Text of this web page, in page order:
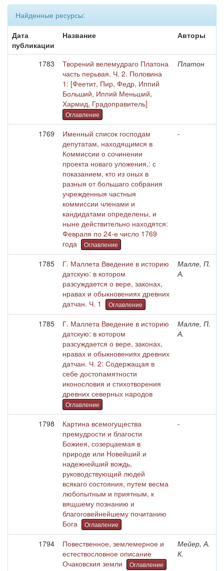
Найденные ресурсы:
Дата
публикации
Название Авторы
1783
Творений велемудраго Платона
часть перьвая. Ч. 2. Половина
1: [Феетит, Пир, Федр, Иппий
Больший, Иппий Меньший,
Хармид, Градоправитель]
Оглавление
Платон
1769
Именный список господам
депутатам, находящимся в
Коммиссии о сочинении
проекта новаго уложения,: с
показанием, кто из оных в
разныя от большаго собрания
учрежденныя частныя
коммиссии членами и
кандидатами определены, и
ныне действительно находятся:
Февраля по 24-е число 1769
года
Оглавление
-
1785
Г. Маллета Введение в историю
датскую: в котором
разсуждается о вере, законах,
нравах и обыкновениях древних
датчан. Ч. 1
Оглавление
Малле, П.
А.
1785
Г. Маллета Введение в историю
датскую: в котором
разсуждается о вере, законах,
нравах и обыкновениях древних
датчан. Ч. 2: Содержащая в
себе достопамятности
иконословия и стихотворения
древних северных народов
Оглавление
Малле, П.
А.
1798
Картина всемогущества
премудрости и благости
Божиея, созерцаемая в
природе или Новейший и
надежнейший вождь,
руководствующий людей
всякаго состояния, путем весма
любопытным и приятным, к
вящшему познанию и
благоговейнейшему почитанию
Бога
Оглавление
-
1794
Повественное, землемерное и
естествословное описание
Очаковския земли
Оглавление
Мейер, А.
К.